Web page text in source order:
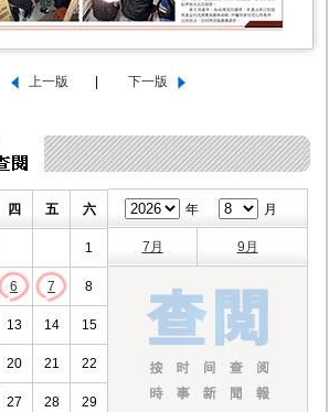
四 五 六
1
6 7 8
13 14 15
20 21 22
27 28 29
年 月
7月 9月